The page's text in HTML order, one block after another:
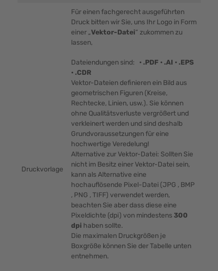
Druckvorlage
Für einen fachgerecht ausgeführten
Druck bitten wir Sie, uns Ihr Logo in Form
einer „Vektor-Datei“ zukommen zu
lassen,
Dateiendungen sind: • .PDF • .AI • .EPS
• .CDR
Vektor-Dateien definieren ein Bild aus
geometrischen Figuren (Kreise,
Rechtecke, Linien, usw.). Sie können
ohne Qualitätsverluste vergrößert und
verkleinert werden und sind deshalb
Grundvoraussetzungen für eine
hochwertige Veredelung!
Alternative zur Vektor-Datei: Sollten Sie
nicht im Besitz einer Vektor-Datei sein,
kann als Alternative eine
hochauflösende Pixel-Datei (JPG , BMP
, PNG , TIFF) verwendet werden,
beachten Sie aber dass diese eine
Pixeldichte (dpi) von mindestens300
dpi haben sollte.
Die maximalen Druckgrößen je
Boxgröße können Sie der Tabelle unten
entnehmen.